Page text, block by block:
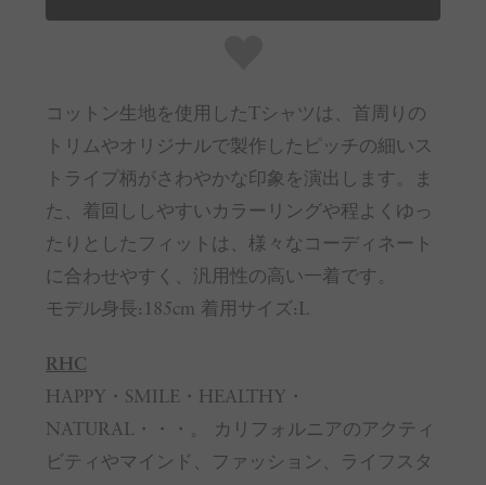
コットン生地を使用したTシャツは、首周りの
トリムやオリジナルで製作したピッチの細いス
トライプ柄がさわやかな印象を演出します。ま
た、着回ししやすいカラーリングや程よくゆっ
たりとしたフィットは、様々なコーディネート
に合わせやすく、汎用性の高い一着です。
モデル身長:185cm 着用サイズ:L
RHC
HAPPY・SMILE・HEALTHY・
NATURAL・・・。 カリフォルニアのアクティ
ビティやマインド、ファッション、ライフスタ